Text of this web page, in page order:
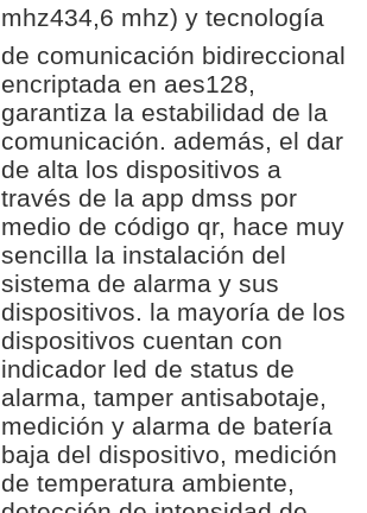
mhz434,6 mhz) y tecnología
de comunicación bidireccional
encriptada en aes128,
garantiza la estabilidad de la
comunicación. además, el dar
de alta los dispositivos a
través de la app dmss por
medio de código qr, hace muy
sencilla la instalación del
sistema de alarma y sus
dispositivos. la mayoría de los
dispositivos cuentan con
indicador led de status de
alarma, tamper antisabotaje,
medición y alarma de batería
baja del dispositivo, medición
de temperatura ambiente,